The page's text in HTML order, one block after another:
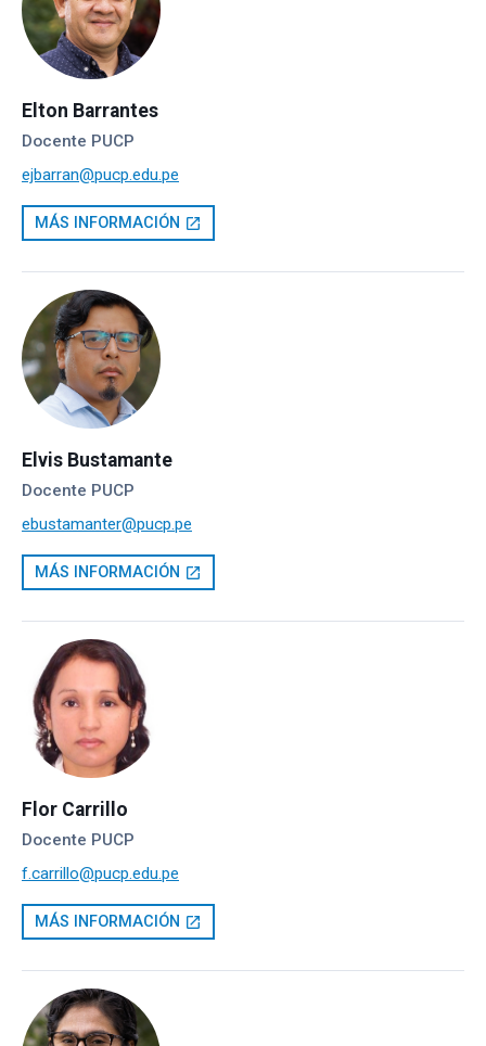
Elton Barrantes
Docente PUCP
ejbarran@pucp.edu.pe
MÁS INFORMACIÓN open_in_new
Elvis Bustamante
Docente PUCP
ebustamanter@pucp.pe
MÁS INFORMACIÓN open_in_new
Flor Carrillo
Docente PUCP
f.carrillo@pucp.edu.pe
MÁS INFORMACIÓN open_in_new